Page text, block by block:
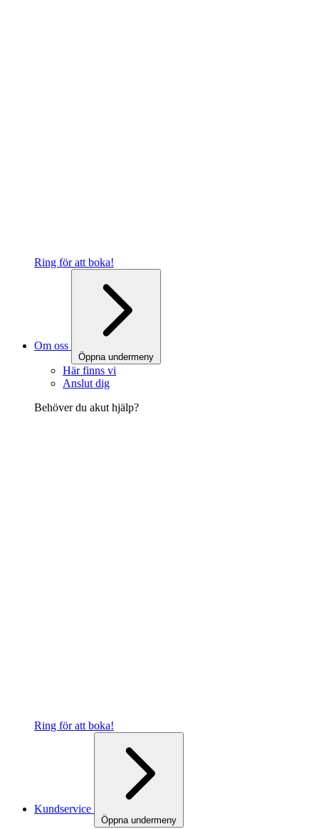
Ring för att boka!
Om oss
Öppna undermeny
Här finns vi
Anslut dig
Behöver du akut hjälp?
Ring för att boka!
Kundservice
Öppna undermeny